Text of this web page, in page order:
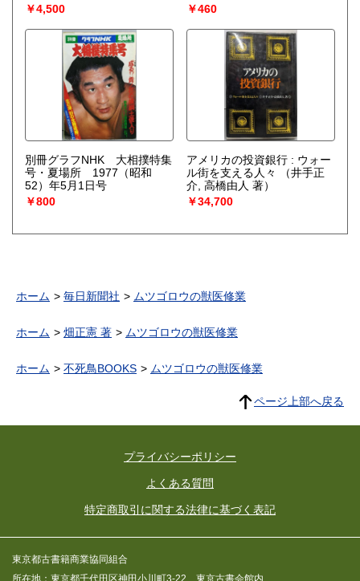
￥4,500
￥460
別冊グラフNHK 大相撲特集
号・夏場所 1977（昭和
52）年5月1日号
￥800
アメリカの投資銀行 : ウォー
ル街を支える人々
（井手正
介, 高橋由人 著）
￥34,700
ホーム 毎日新聞社 ムツゴロウの獣医修業
ホーム 畑正憲 著 ムツゴロウの獣医修業
ホーム 不死鳥BOOKS ムツゴロウの獣医修業
ページ上部へ戻る
プライバシーポリシー
よくある質問
特定商取引に関する法律に基づく表記
東京都古書籍商業協同組合
所在地：東京都千代田区神田小川町3-22 東京古書会館内